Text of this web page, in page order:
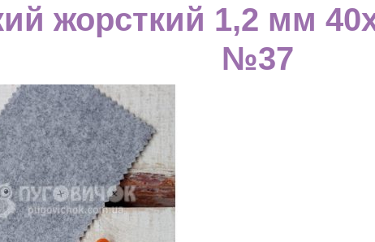
жорсткий 1,2 мм
№37